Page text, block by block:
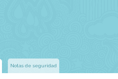
Notas de seguridad